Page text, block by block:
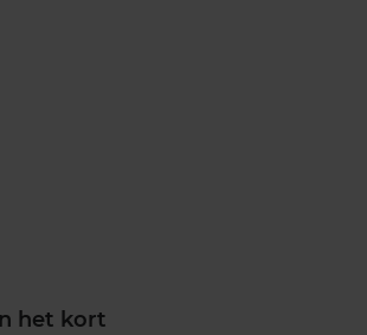
het kort